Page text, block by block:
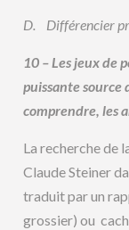
D. Différencier
10 – Les jeux de
puissante source
comprendre, les
La recherche de
Claude Steiner
traduit par un
grossier) ou